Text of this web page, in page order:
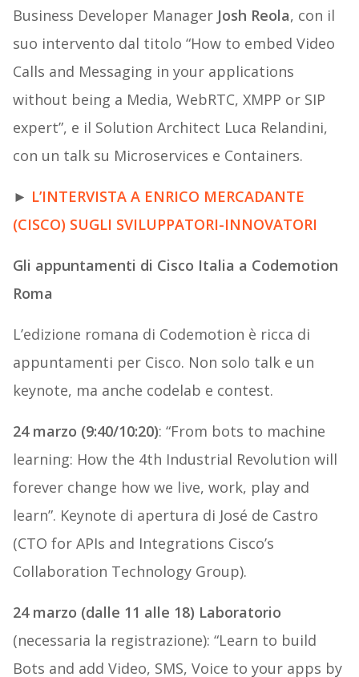
Business Developer Manager Josh Reola, con il
suo intervento dal titolo “How to embed Video
Calls and Messaging in your applications
without being a Media, WebRTC, XMPP or SIP
expert”, e il Solution Architect Luca Relandini,
con un talk su Microservices e Containers.
► L’INTERVISTA A ENRICO MERCADANTE
(CISCO) SUGLI SVILUPPATORI-INNOVATORI
Gli appuntamenti di Cisco Italia a Codemotion
Roma
L’edizione romana di Codemotion è ricca di
appuntamenti per Cisco. Non solo talk e un
keynote, ma anche codelab e contest.
24 marzo (9:40/10:20): “From bots to machine
learning: How the 4th Industrial Revolution will
forever change how we live, work, play and
learn”. Keynote di apertura di José de Castro
(CTO for APIs and Integrations Cisco’s
Collaboration Technology Group).
24 marzo (dalle 11 alle 18) Laboratorio
(necessaria la registrazione): “Learn to build
Bots and add Video, SMS, Voice to your apps by